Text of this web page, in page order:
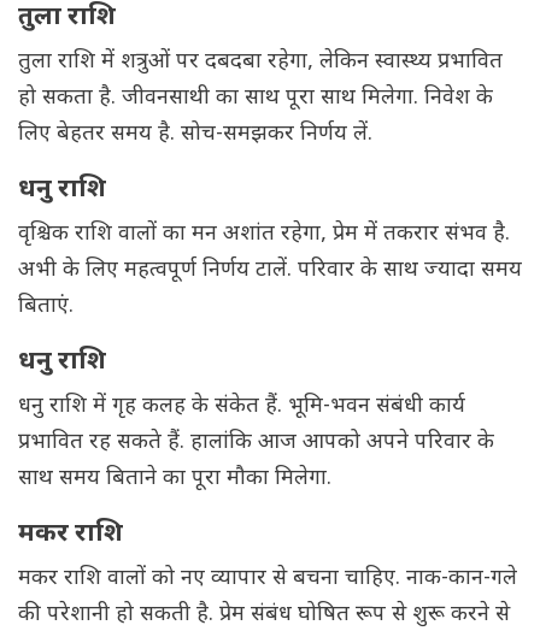
तुला राशि
तुला राशि में शत्रुओं पर दबदबा रहेगा, लेकिन स्वास्थ्य प्रभावित
हो सकता है. जीवनसाथी का साथ पूरा साथ मिलेगा. निवेश के
लिए बेहतर समय है. सोच-समझकर निर्णय लें.
धनु राशि
वृश्चिक राशि वालों का मन अशांत रहेगा, प्रेम में तकरार संभव है.
अभी के लिए महत्वपूर्ण निर्णय टालें. परिवार के साथ ज्यादा समय
बिताएं.
धनु राशि
धनु राशि में गृह कलह के संकेत हैं. भूमि-भवन संबंधी कार्य
प्रभावित रह सकते हैं. हालांकि आज आपको अपने परिवार के
साथ समय बिताने का पूरा मौका मिलेगा.
मकर राशि
मकर राशि वालों को नए व्यापार से बचना चाहिए. नाक-कान-गले
की परेशानी हो सकती है. प्रेम संबंध घोषित रूप से शुरू करने से